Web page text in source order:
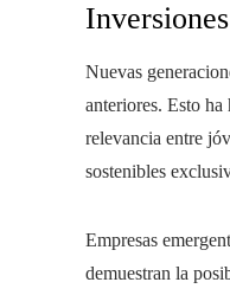
Nuevas
anteriores. Esto
relevancia entre
sostenibles
Empresas
demuestran la